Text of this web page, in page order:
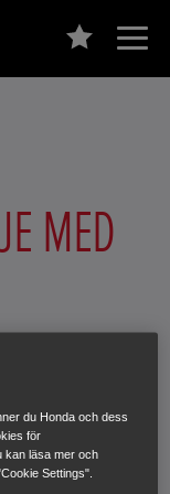
MED
i Sverige är
den har
för en
hur viktig
du Honda och dess
för
kan läsa mer och
Settings".